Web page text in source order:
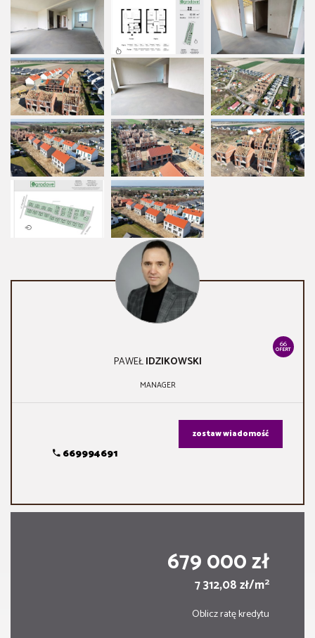
66
OFERT
PAWEŁIDZIKOWSKI
MANAGER
669994691
zostaw wiadomość
679 000 zł
7 312,08 zł/m2
Oblicz ratę kredytu